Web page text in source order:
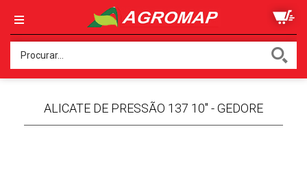
ALICATE DE PRESSÃO 137 10" - GEDORE